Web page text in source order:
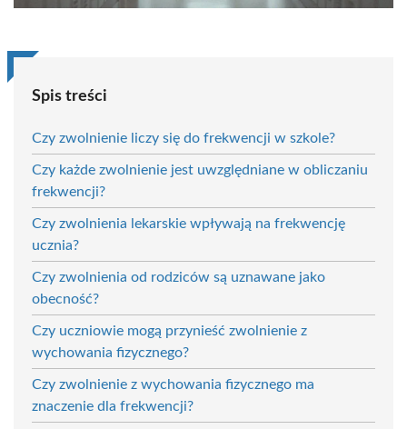
Spis treści
Czy zwolnienie liczy się do frekwencji w szkole?
Czy każde zwolnienie jest uwzględniane w obliczaniu
frekwencji?
Czy zwolnienia lekarskie wpływają na frekwencję
ucznia?
Czy zwolnienia od rodziców są uznawane jako
obecność?
Czy uczniowie mogą przynieść zwolnienie z
wychowania fizycznego?
Czy zwolnienie z wychowania fizycznego ma
znaczenie dla frekwencji?